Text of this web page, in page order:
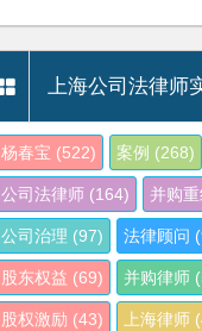
上海公司法律师
杨春宝 (522) 案例 (268)
公司法律师 (164) 并购重
公司治理 (97) 法律顾问
股东权益 (69) 并购律师
股权激励 (43) 上海律师